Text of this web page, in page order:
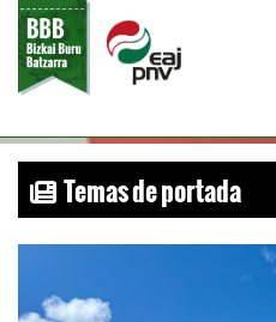
Temas de portada